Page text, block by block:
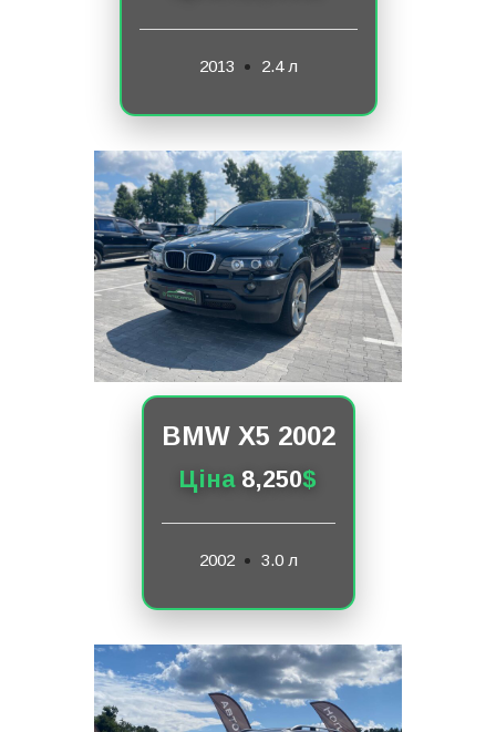
2013 2.4 л
BMW X5 2002
Ціна 8,250$
2002 3.0 л